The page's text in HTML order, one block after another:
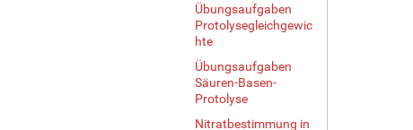
Übungsaufgaben
Protolysegleichgewic
hte
Übungsaufgaben
Säuren-Basen-
Protolyse
Nitratbestimmung in